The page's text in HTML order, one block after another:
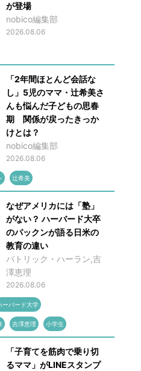
が登場
nobico編集部
2026.08.06
「2年間ほとんど会話な
し」5児のママ・辻希美さ
んも悩んだ子どもの思春
期 関係が戻ったきっか
けとは？
nobico編集部
2026.08.06
辻希美
なぜアメリカには「塾」
がない？ ハーバード大卒
のパックンが語る日米の
教育の違い
パトリック・ハーラン,吉
澤恵理
2026.08.06
ーバード大学
吉澤恵理 小学生
「子育てを筋肉で乗り切
るママ」がLINEスタンプ